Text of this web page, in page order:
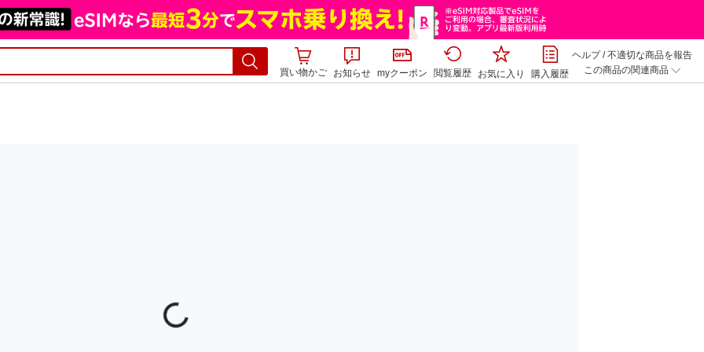
買い物かご お知らせ myクーポン 閲覧履歴 お気に入り 購入履歴
ヘルプ/不適切な商品を報告
この商品の関連商品